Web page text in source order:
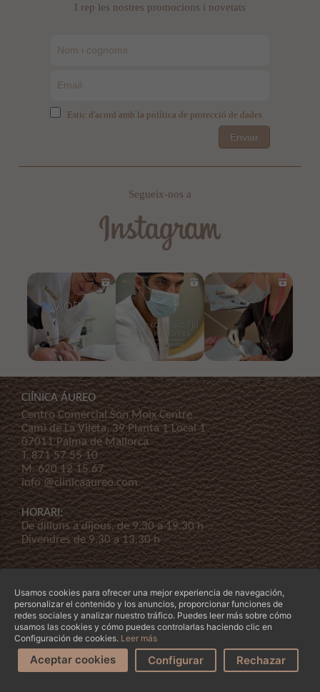
I rep les nostres promocions i novetats
Estic d'acord amb la política de protecció de dades
Enviar
Segueix-nos a
Demana'ns cita T'ajudem?
ClÍNICA ÁUREO
Centro Comercial Son Moix Centre
Cami de La Vileta, 39 Planta 1 Local 1
07011 Palma de Mallorca
T.871 57 55 10
M.620 12 15 67
info @clinicaaureo.com
HORARI:
De dilluns a dijous, de 9.30 a 19.30 h
Divendres de 9.30 a 13.30 h
© Copyright 2026 Clínica Áureo S.L.Legal-Declaración de Accessibilidad
condicions-La nostra empresa
Usamos cookies para ofrecer una mejor experiencia de navegación,
personalizar el contenido y los anuncios, proporcionar funciones de
redes sociales y analizar nuestro tráfico. Puedes leer más sobre cómo
usamos las cookies y cómo puedes controlarlas haciendo clic en
Configuración de cookies. Leer más
Aceptar cookies Configurar Rechazar